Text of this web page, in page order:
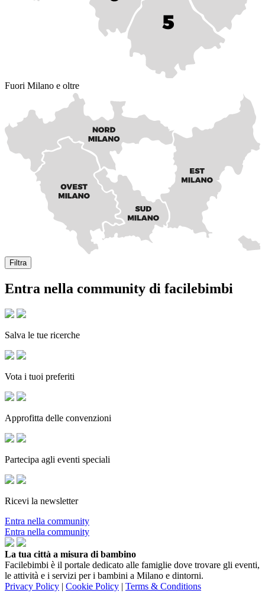
Fuori Milano e oltre
Filtra
Entra nella community di facilebimbi
Salva le tue ricerche
Vota i tuoi preferiti
Approfitta delle convenzioni
Partecipa agli eventi speciali
Ricevi la newsletter
Entra nella community
Entra nella community
La tua città a misura di bambino
Facilebimbi è il portale dedicato alle famiglie dove trovare gli eventi,
le attività e i servizi per i bambini a Milano e dintorni.
Privacy Policy | Cookie Policy | Terms & Conditions